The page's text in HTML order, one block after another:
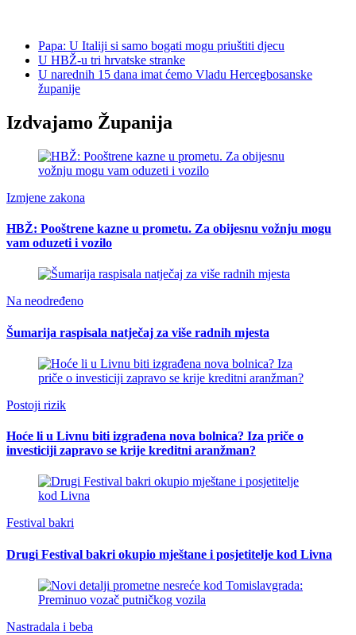
Papa: U Italiji si samo bogati mogu priuštiti djecu
U HBŽ-u tri hrvatske stranke
U narednih 15 dana imat ćemo Vladu Hercegbosanske
županije
Izdvajamo Županija
Izmjene zakona
HBŽ: Pooštrene kazne u prometu. Za obijesnu vožnju mogu
vam oduzeti i vozilo
Na neodređeno
Šumarija raspisala natječaj za više radnih mjesta
Postoji rizik
Hoće li u Livnu biti izgrađena nova bolnica? Iza priče o
investiciji zapravo se krije kreditni aranžman?
Festival bakri
Drugi Festival bakri okupio mještane i posjetitelje kod Livna
Nastradala i beba